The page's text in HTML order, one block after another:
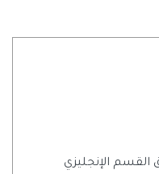
القسم الإنجليزي